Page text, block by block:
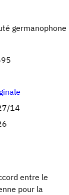
germanophone
14
entre le
pour la